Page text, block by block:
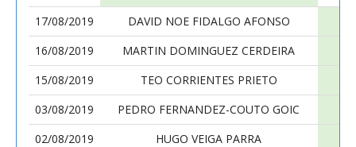
17/08/2019
DAVID NOE FIDALGO AFONSO
16/08/2019
MARTIN DOMINGUEZ CERDEIRA
15/08/2019
TEO CORRIENTES PRIETO
03/08/2019
PEDRO FERNANDEZ-COUTO GOIC
02/08/2019
HUGO VEIGA PARRA